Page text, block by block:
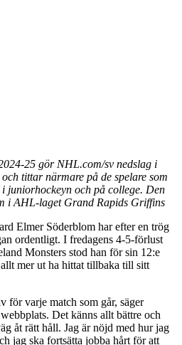
25 gör NHL.com/sv nedslag i
tittar närmare på de spelare som
juniorhockeyn och på college. Den
i AHL-laget Grand Rapids Griffins
Elmer Söderblom har efter en trög
ordentligt. I fredagens 4-5-förlust
Monsters stod han för sin 12:e
mer ut ha hittat tillbaka till sitt
för varje match som går, säger
Det känns allt bättre och
åt rätt håll. Jag är nöjd med hur jag
jag ska fortsätta jobba hårt för att